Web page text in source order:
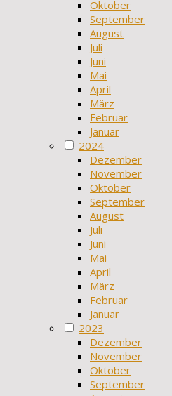
Oktober
September
August
Juli
Juni
Mai
April
März
Februar
Januar
2024
Dezember
November
Oktober
September
August
Juli
Juni
Mai
April
März
Februar
Januar
2023
Dezember
November
Oktober
September